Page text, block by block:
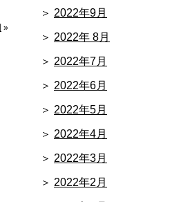
»
2022年9月
2022年 8月
2022年7月
2022年6月
2022年5月
2022年4月
2022年3月
2022年2月